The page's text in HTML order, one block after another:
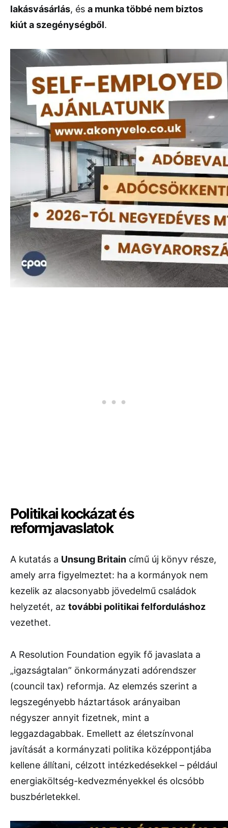
lakásvásárlás, és a munka többé nem biztos
kiút a szegénységből.
Politikai kockázat és
reformjavaslatok
A kutatás a Unsung Britain című új könyv része,
amely arra figyelmeztet: ha a kormányok nem
kezelik az alacsonyabb jövedelmű családok
helyzetét, az további politikai felforduláshoz
vezethet.
A Resolution Foundation egyik fő javaslata a
„igazságtalan” önkormányzati adórendszer
(council tax) reformja. Az elemzés szerint a
legszegényebb háztartások arányaiban
négyszer annyit fizetnek, mint a
leggazdagabbak. Emellett az életszínvonal
javítását a kormányzati politika középpontjába
kellene állítani, célzott intézkedésekkel – például
energiaköltség-kedvezményekkel és olcsóbb
buszbérletekkel.